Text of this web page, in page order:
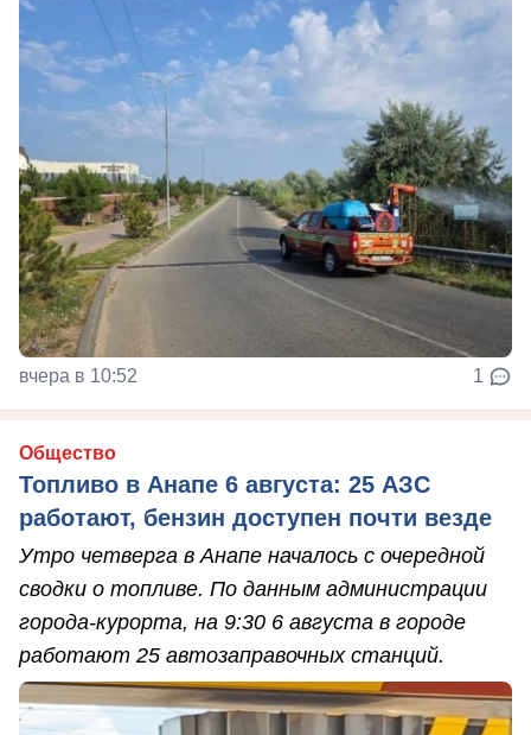
вчера в 10:52 1
Общество
Топливо в Анапе 6 августа: 25 АЗС
работают, бензин доступен почти везде
Утро четверга в Анапе началось с очередной
сводки о топливе. По данным администрации
города-курорта, на 9:30 6 августа в городе
работают 25 автозаправочных станций.